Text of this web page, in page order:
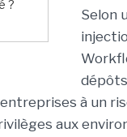
?
Selon
à un
aux